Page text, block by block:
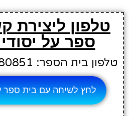
טלפון ליצירת
ספר על יסודי
טלפון בית הספר: 04-9980851
לחץ לשיחה עם בית ספר על